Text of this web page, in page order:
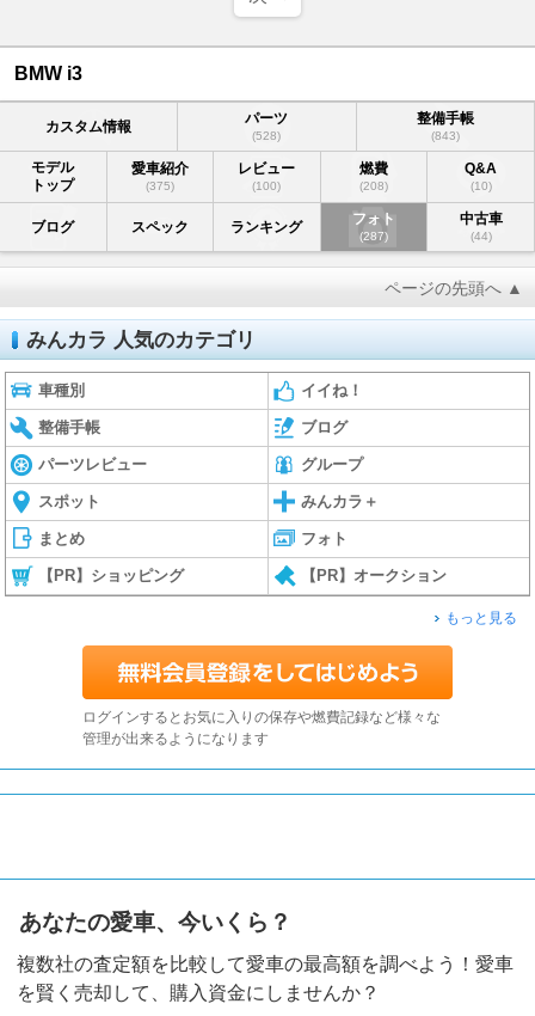
BMW i3
カスタム情報 パーツ
(528)
整備手帳
(843)
モデル
トップ
愛車紹介
(375)
レビュー
(100)
燃費
(208)
Q&A
(10)
ブログ スペック ランキング フォト
(287)
中古車
(44)
ページの先頭へ ▲
みんカラ 人気のカテゴリ
車種別 イイね！
整備手帳 ブログ
パーツレビュー グループ
スポット みんカラ＋
まとめ フォト
【PR】ショッピング 【PR】オークション
もっと見る
ログインするとお気に入りの保存や燃費記録など様々な
管理が出来るようになります
あなたの愛車、今いくら？
複数社の査定額を比較して愛車の最高額を調べよう！愛車
を賢く売却して、購入資金にしませんか？